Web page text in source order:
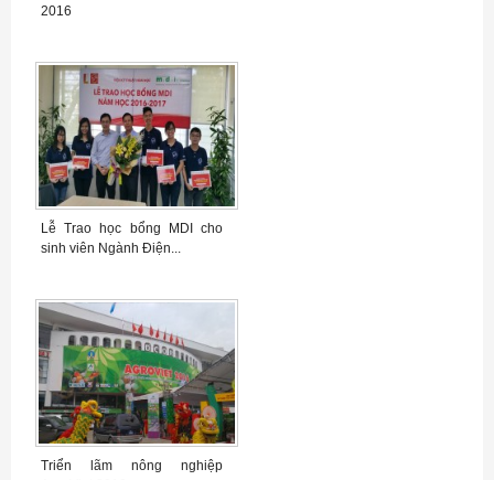
2016
Lễ Trao học bổng MDI cho
sinh viên Ngành Điện...
Triển lãm nông nghiệp